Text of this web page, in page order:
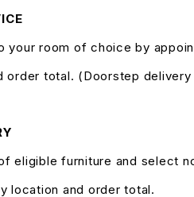
your room of choice by
order total. (Doorstep
eligible furniture and select
location and order total.